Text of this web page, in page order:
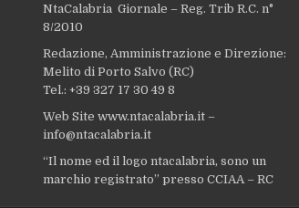
NtaCalabria Giornale – Reg. Trib R.C. n°
8/2010
Redazione, Amministrazione e Direzione:
Melito di Porto Salvo (RC)
Tel.: +39 327 17 30 49 8
Web Site www.ntacalabria.it –
info@ntacalabria.it
“Il nome ed il logo ntacalabria, sono un
marchio registrato” presso CCIAA – RC